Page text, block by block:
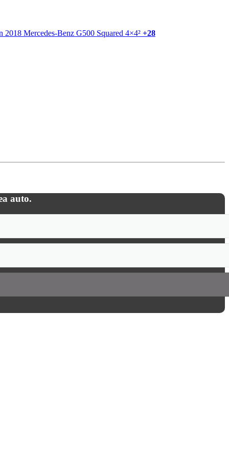
+28
auto.